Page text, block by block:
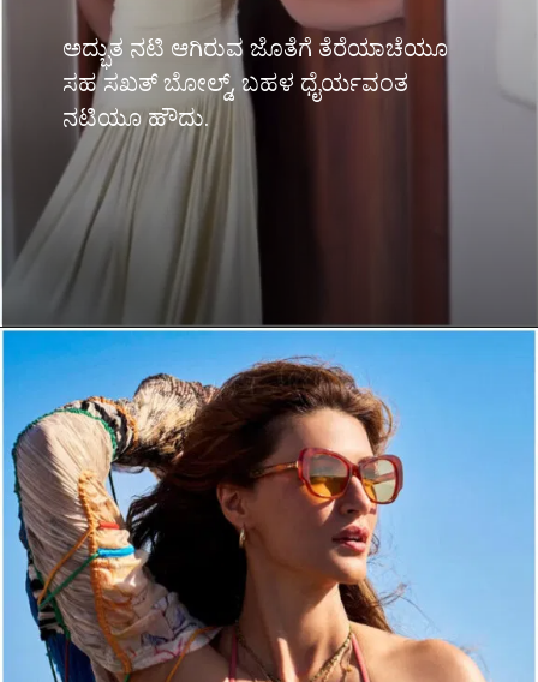
ಅದ್ಭುತ ನಟಿ ಆಗಿರುವ ಜೊತೆಗೆ ತೆರೆಯಾಚೆಯೂ
ಸಹ ಸಖತ್ ಬೋಲ್ಡ್, ಬಹಳ ಧೈರ್ಯವಂತ
ನಟಿಯೂ ಹೌದು.